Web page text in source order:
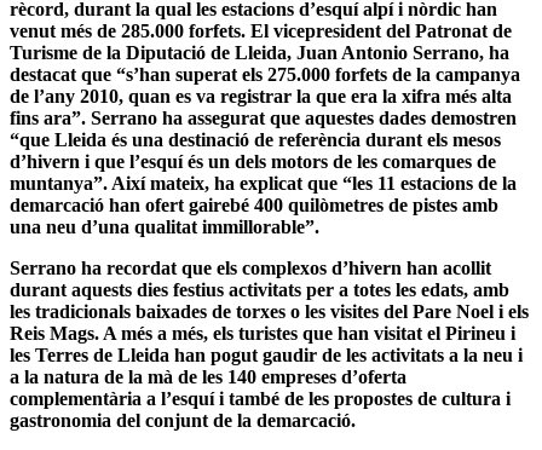
rècord, durant la qual les estacions d’esquí alpí i nòrdic han
venut més de 285.000 forfets. El vicepresident del Patronat de
Turisme de la Diputació de Lleida, Juan Antonio Serrano, ha
destacat que “s’han superat els 275.000 forfets de la campanya
de l’any 2010, quan es va registrar la que era la xifra més alta
fins ara”. Serrano ha assegurat que aquestes dades demostren
“que Lleida és una destinació de referència durant els mesos
d’hivern i que l’esquí és un dels motors de les comarques de
muntanya”. Així mateix, ha explicat que “les 11 estacions de la
demarcació han ofert gairebé 400 quilòmetres de pistes amb
una neu d’una qualitat immillorable”.
Serrano ha recordat que els complexos d’hivern han acollit
durant aquests dies festius activitats per a totes les edats, amb
les tradicionals baixades de torxes o les visites del Pare Noel i els
Reis Mags. A més a més, els turistes que han visitat el Pirineu i
les Terres de Lleida han pogut gaudir de les activitats a la neu i
a la natura de la mà de les 140 empreses d’oferta
complementària a l’esquí i també de les propostes de cultura i
gastronomia del conjunt de la demarcació.